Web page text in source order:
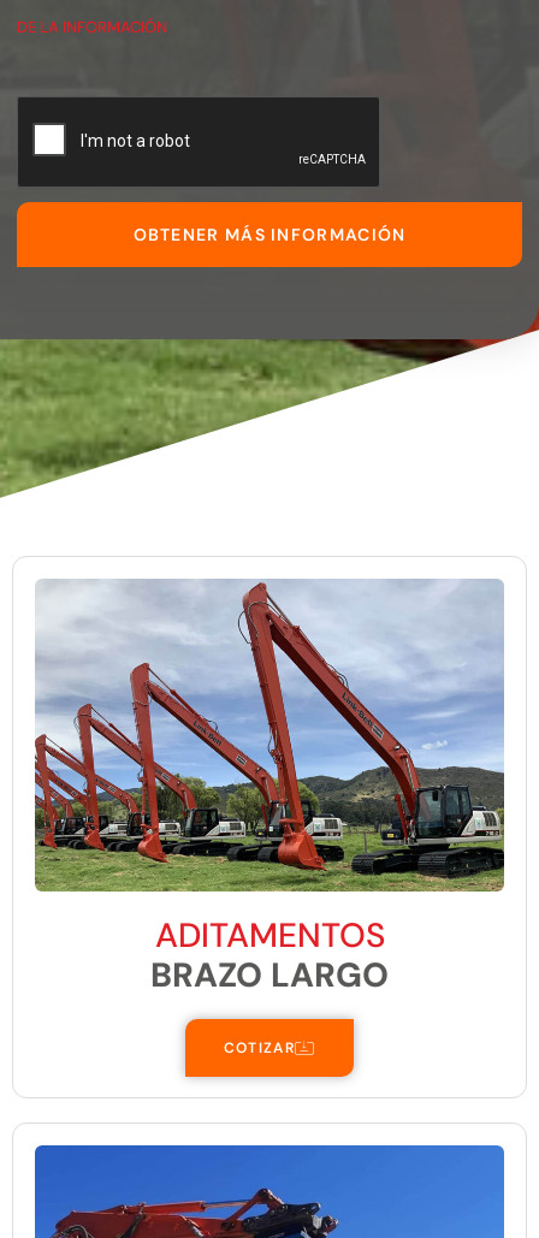
DE LA INFORMACIÓN
OBTENER MÁS INFORMACIÓN
ADITAMENTOS
BRAZO LARGO
COTIZAR